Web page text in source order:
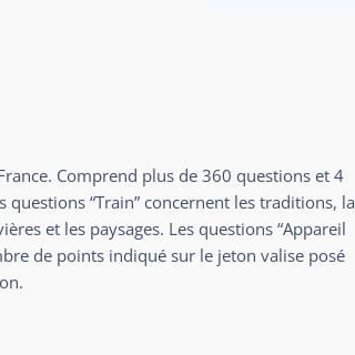
Comprend plus de 360 questions et 4
questions “Train” concernent les traditions, la
et les paysages. Les questions “Appareil
de points indiqué sur le jeton valise posé